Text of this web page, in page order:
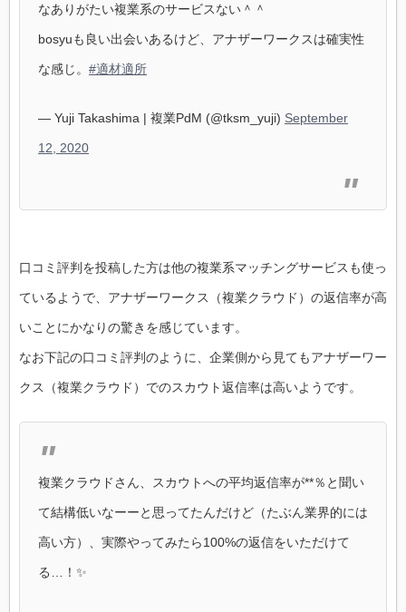
なありがたい複業系のサービスない＾＾
bosyuも良い出会いあるけど、アナザーワークスは確実性
な感じ。 #適材適所
— Yuji Takashima | 複業PdM (@tksm_yuji) September
12, 2020
口コミ評判を投稿した方は他の複業系マッチングサービスも使っ
ているようで、アナザーワークス（複業クラウド）の返信率が高
いことにかなりの驚きを感じています。
なお下記の口コミ評判のように、企業側から見てもアナザーワー
クス（複業クラウド）でのスカウト返信率は高いようです。
複業クラウドさん、スカウトへの平均返信率が**％と聞い
て結構低いなーーと思ってたんだけど（たぶん業界的には
高い方）、実際やってみたら100%の返信をいただけて
る…！✨